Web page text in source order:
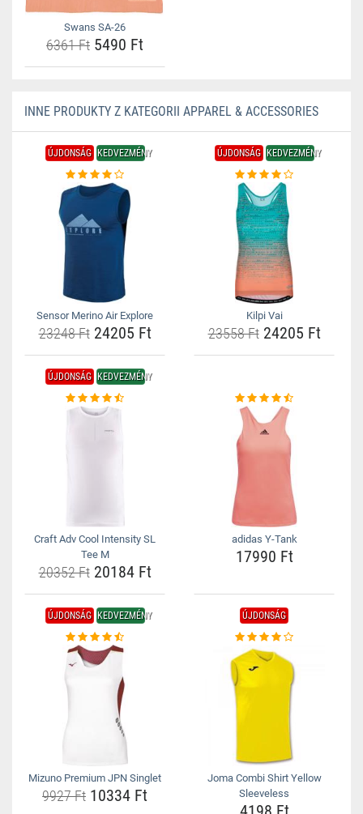
Swans SA-26
6361 Ft 5490 Ft
INNE PRODUKTY Z KATEGORII APPAREL & ACCESSORIES
ÚJDONSÁG KEDVEZMÉNY
Sensor Merino Air Explore
23248 Ft24205 Ft
ÚJDONSÁG KEDVEZMÉNY
Kilpi Vai
23558 Ft24205 Ft
ÚJDONSÁG KEDVEZMÉNY
Craft Adv Cool Intensity SL
Tee M
20352 Ft20184 Ft
adidas Y-Tank
17990 Ft
ÚJDONSÁG KEDVEZMÉNY
Mizuno Premium JPN Singlet
9927 Ft 10334 Ft
ÚJDONSÁG
Joma Combi Shirt Yellow
Sleeveless